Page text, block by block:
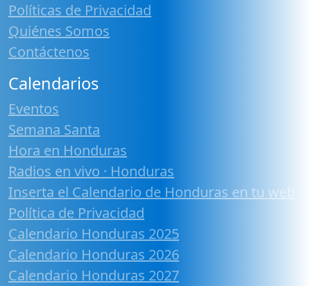
Políticas de Privacidad
Quiénes Somos
Contáctenos
Calendarios
Eventos
Semana Santa
Hora en Honduras
Radios en vivo · Honduras
Inserta el Calendario de Honduras en tu web
Política de Privacidad
Calendario Honduras 2025
Calendario Honduras 2026
Calendario Honduras 2027